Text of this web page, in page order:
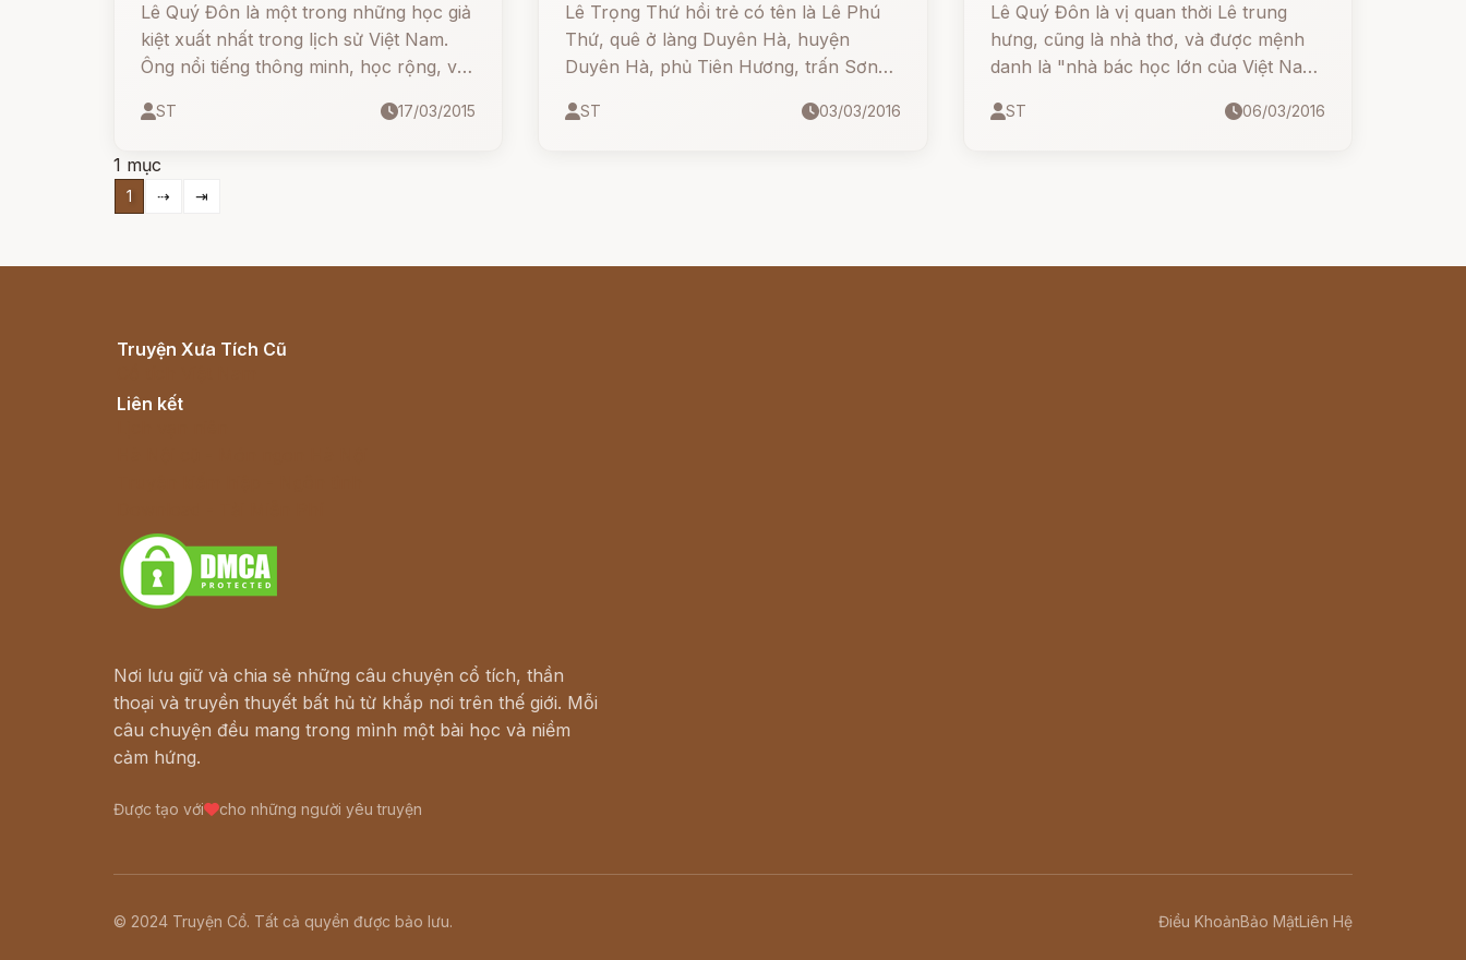
Lê Quý Đôn là một trong những học giả
kiệt xuất nhất trong lịch sử Việt Nam.
Ông nổi tiếng thông minh, học rộng, và
“Biết thì nói là biết, không biết thì nói là
sâu sắc về trí tuệ và sự trung thực.
ST 17/03/2015
Lê Trọng Thứ hồi trẻ có tên là Lê Phú
Thứ, quê ở làng Duyên Hà, huyện
Duyên Hà, phủ Tiên Hương, trấn Sơn
Hà, tỉnh Thái Bình).
ST 03/03/2016
Lê Quý Đôn là vị quan thời Lê trung
hưng, cũng là nhà thơ, và được mệnh
danh là "nhà bác học lớn của Việt Nam
ST 06/03/2016
1 mục
1 ⇢ ⇥
Truyện Xưa Tích Cũ
Liên kết
Nơi lưu giữ và chia sẻ những câu chuyện cổ tích, thần
thoại và truyền thuyết bất hủ từ khắp nơi trên thế giới. Mỗi
câu chuyện đều mang trong mình một bài học và niềm
cảm hứng.
Được tạo với cho những người yêu truyện
© 2024 Truyện Cổ. Tất cả quyền được bảo lưu. Điều KhoảnBảo MậtLiên Hệ